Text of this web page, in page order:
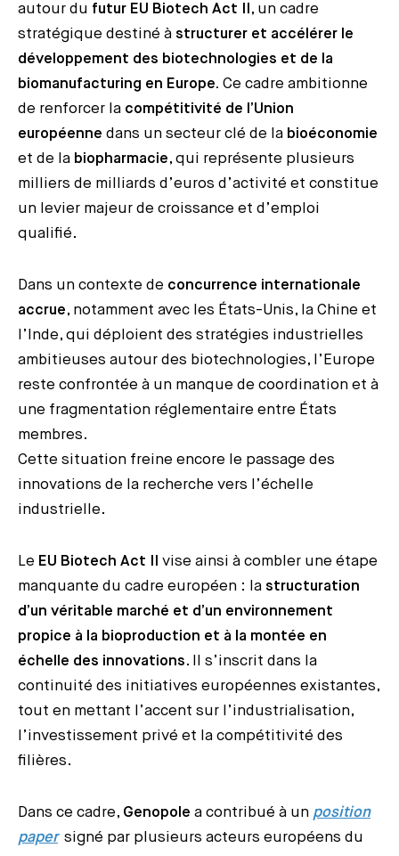
autour du futur EU Biotech Act II
, un cadre
stratégique destiné à structurer et accélérer le
développement des biotechnologies et de la
biomanufacturing en Europe. Ce cadre ambitionne
de renforcer la compétitivité de l’Union
européenne dans un secteur clé de la bioéconomie
et de la biopharmacie, qui représente plusieurs
milliers de milliards d’euros d’activité et constitue
un levier majeur de croissance et d’emploi
qualifié.
Dans un contexte de concurrence internationale
accrue, notamment avec les États-Unis, la Chine et
l’Inde, qui déploient des stratégies industrielles
ambitieuses autour des biotechnologies, l’Europe
reste confrontée à un manque de coordination et à
une fragmentation réglementaire entre États
membres.
Cette situation freine encore le passage des
innovations de la recherche vers l’échelle
industrielle.
Le EU Biotech Act II
vise ainsi à combler une étape
manquante du cadre européen : la structuration
d’un véritable marché et d’un environnement
propice à la bioproduction et à la montée en
échelle des innovations. Il s’inscrit dans la
continuité des initiatives européennes existantes,
tout en mettant l’accent sur l’industrialisation,
l’investissement privé et la compétitivité des
filières.
Dans ce cadre, Genopole a contribué à un position
paper signé par plusieurs acteurs européens du